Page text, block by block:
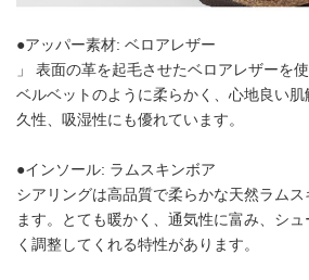
●アッパー素材: ベロアレザー
」 表面の革を起毛させたベロアレザーを
ベルベットのように柔らかく、心地良い
久性、吸湿性にも優れています。
●インソール: ラムスキンボア
シアリングは高品質で柔らかな天然ラム
ます。とても暖かく、通気性に富み、シ
く調整してくれる特性があります。